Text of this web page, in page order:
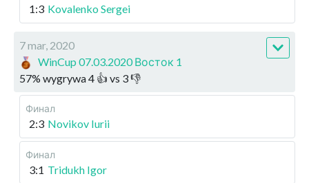
1:3 Kovalenko Sergei
7 mar, 2020
WinCup 07.03.2020 Восток 1
57% wygrywa4 👍 vs 3👎
Финал
2:3 Novikov Iurii
Финал
3:1 Tridukh Igor